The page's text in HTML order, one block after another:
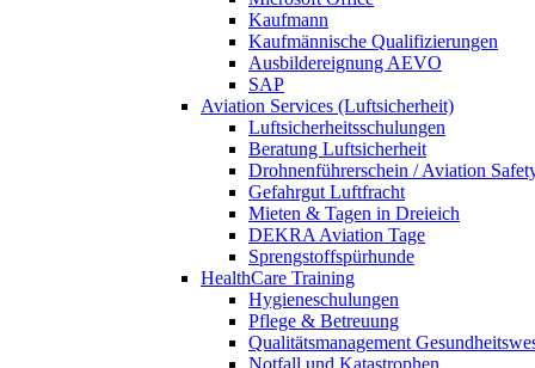
Kaufmann
Kaufmännische Qualifizierungen
Ausbildereignung AEVO
SAP
Aviation Services (Luftsicherheit)
Luftsicherheitsschulungen
Beratung Luftsicherheit
Drohnenführerschein / Aviation
Gefahrgut Luftfracht
Mieten & Tagen in Dreieich
DEKRA Aviation Tage
Sprengstoffspürhunde
HealthCare Training
Hygieneschulungen
Pflege & Betreuung
Qualitätsmanagement
Notfall und Katastrophen